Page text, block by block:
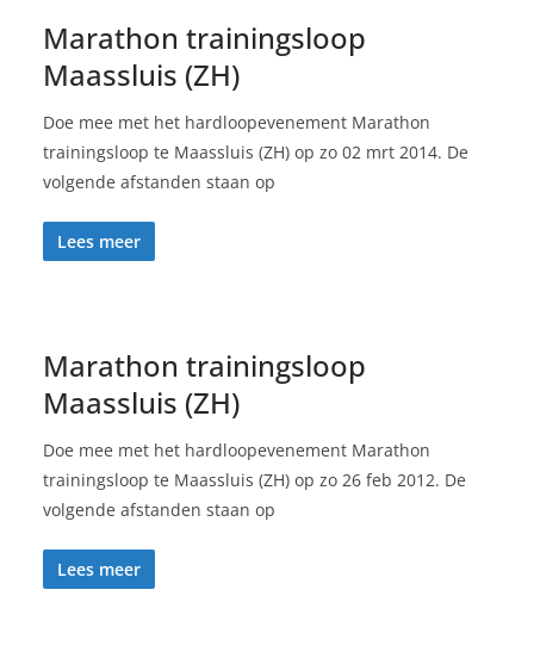
Marathon trainingsloop
Maassluis (ZH)
Doe mee met het hardloopevenement Marathon
trainingsloop te Maassluis (ZH) op zo 02 mrt 2014. De
volgende afstanden staan op
Lees meer
Marathon trainingsloop
Maassluis (ZH)
Doe mee met het hardloopevenement Marathon
trainingsloop te Maassluis (ZH) op zo 26 feb 2012. De
volgende afstanden staan op
Lees meer